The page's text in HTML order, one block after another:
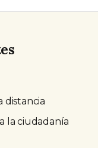
distancia
la ciudadanía